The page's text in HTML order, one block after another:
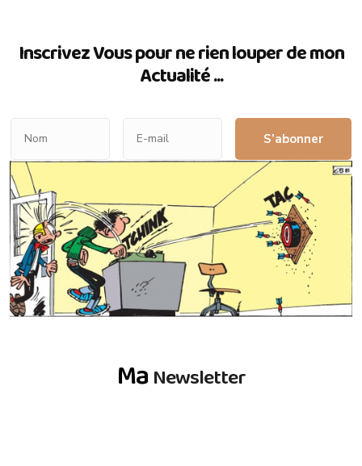
Inscrivez Vous pour ne rien louper de mon
Actualité ...
S’abonner
Ma Newsletter